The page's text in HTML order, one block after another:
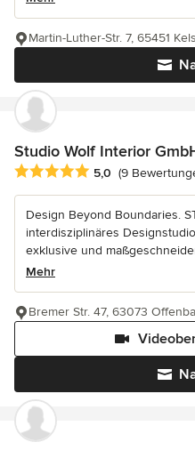
Martin-Luther-Str. 7, 65451
Studio Wolf Interior
Durchschnittliche
5,0 (9
Design Beyond Boundaries.
interdisziplinäres
exklusive und
Mehr
Bremer Str. 47, 63073